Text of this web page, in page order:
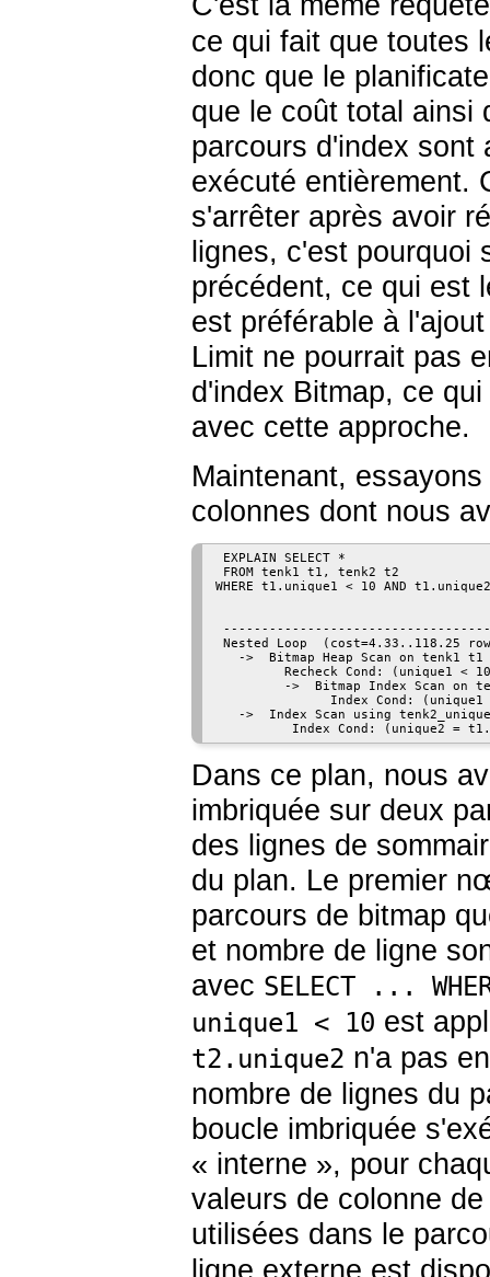
ce qui fait que toutes
donc que le
que le coût total ainsi
parcours d'index
exécuté entièrement.
s'arrêter après avoir
lignes, c'est pourquoi
précédent, ce qui est
est préférable à
Limit ne pourrait pas
d'index Bitmap, ce
avec cette approche.
Maintenant,
colonnes dont nous
EXPLAIN SELECT *
FROM tenk1 t1, tenk2 t2
WHERE t1.unique1 < 10 AND
Nested Loop  (cost=4.33..118.25
->  Bitmap Heap Scan on tenk1
Recheck Cond: (unique1 <
->  Bitmap Index Scan on
Index Cond: (unique1
->  Index Scan using
Dans ce plan, nous
imbriquée sur deux
des lignes de
du plan. Le premier
parcours de bitmap
et nombre de ligne
avec SELECT ...
unique1 < 10 est
t2.unique2 n'a pas
nombre de lignes du
boucle imbriquée
« interne », pour
valeurs de colonne
utilisées dans le